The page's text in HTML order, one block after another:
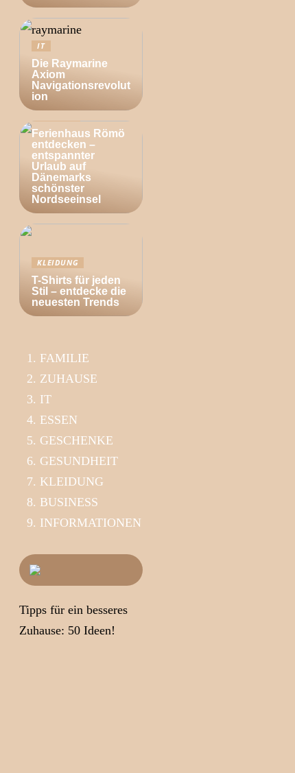
IT
Die Raymarine
Axiom
Navigationsrevolut
ion
Ferienhaus Römö
entdecken –
entspannter
Urlaub auf
Dänemarks
schönster
Nordseeinsel
KLEIDUNG
T-Shirts für jeden
Stil – entdecke die
neuesten Trends
FAMILIE
ZUHAUSE
IT
ESSEN
GESCHENKE
GESUNDHEIT
KLEIDUNG
BUSINESS
INFORMATIONEN
Tipps für ein besseres
Zuhause: 50 Ideen!